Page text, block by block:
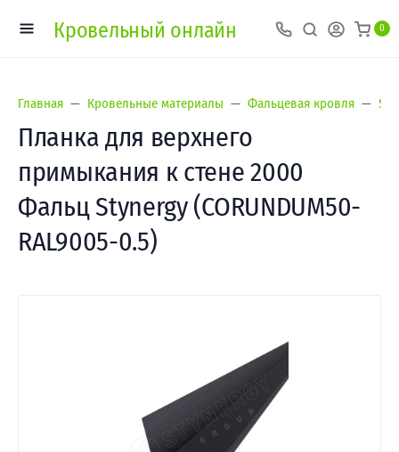
Кровельный онлайн 0
Главная Кровельные материалы Фальцевая кровля
Планка для верхнего
примыкания к стене 2000
Фальц Stynergy (CORUNDUM50-
RAL9005-0.5)